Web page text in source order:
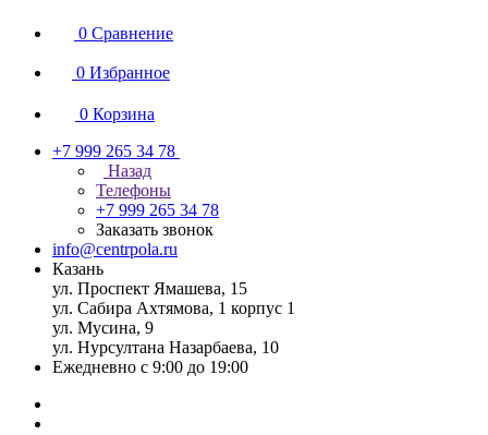
0 Сравнение
0 Избранное
0 Корзина
+7 999 265 34 78
Назад
Телефоны
+7 999 265 34 78
Заказать звонок
info@centrpola.ru
Казань
ул. Проспект Ямашева, 15
ул. Сабира Ахтямова, 1 корпус 1
ул. Мусина, 9
ул. Нурсултана Назарбаева, 10
Ежедневно с 9:00 до 19:00